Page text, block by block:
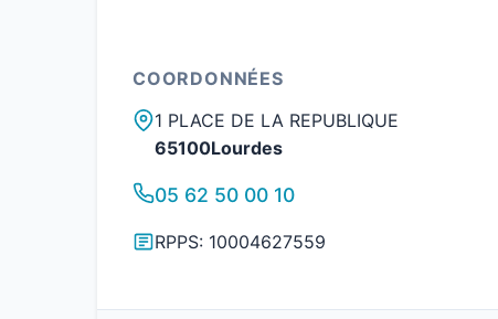
COORDONNÉES
1 PLACE DE LA REPUBLIQUE
65100Lourdes
05 62 50 00 10
RPPS: 10004627559